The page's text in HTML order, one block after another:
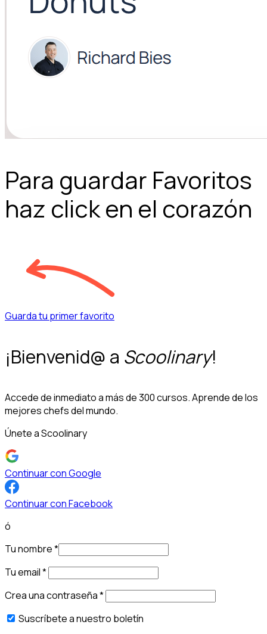
Para guardar Favoritos
haz click en el corazón
Guarda tu primer favorito
¡Bienvenid@ a Scoolinary!
Accede de inmediato a más de 300 cursos. Aprende de los
mejores chefs del mundo.
Únete a Scoolinary
Continuar con Google
Continuar con Facebook
ó
Tu nombre*
Tu email*
Crea una contraseña*
Suscríbete a nuestro boletín